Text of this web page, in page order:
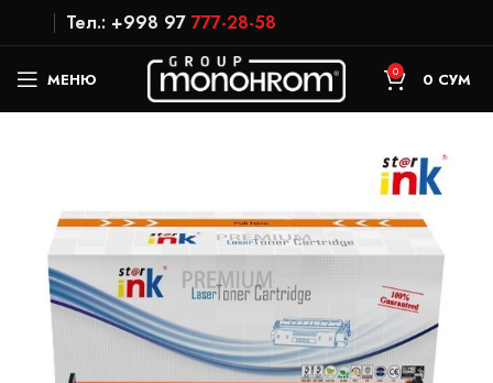
Тел.: +998 97 777-28-58
МЕНЮ 0 0 СУМ